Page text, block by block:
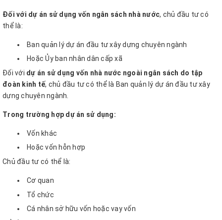
Đối với dự án sử dụng vốn ngân sách nhà nước, chủ đầu tư có
thể là:
Ban quản lý dự án đầu tư xây dựng chuyên ngành
Hoặc Ủy ban nhân dân cấp xã
Đối với dự án sử dụng vốn nhà nước ngoài ngân sách do tập
đoàn kinh tế, chủ đầu tư có thể là Ban quản lý dự án đầu tư xây
dựng chuyên ngành.
Trong trường hợp dự án sử dụng:
Vốn khác
Hoặc vốn hỗn hợp
Chủ đầu tư có thể là:
Cơ quan
Tổ chức
Cá nhân sở hữu vốn hoặc vay vốn